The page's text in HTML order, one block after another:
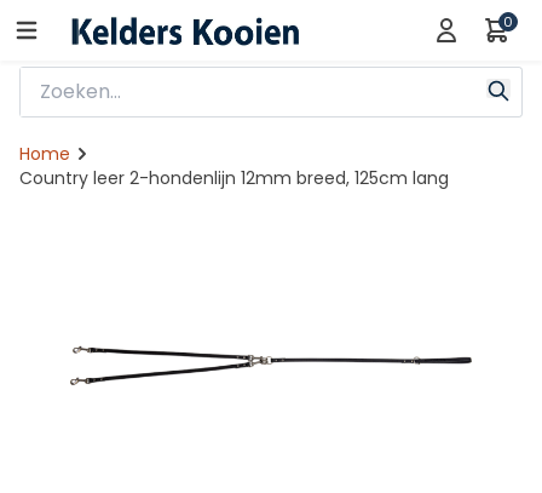
0
Home
Country leer 2-hondenlijn 12mm breed, 125cm lang